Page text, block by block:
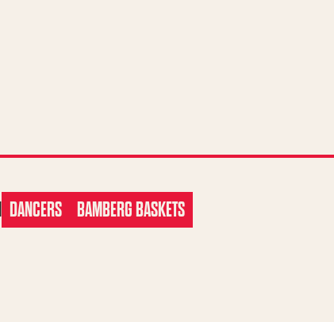
DANCERS BAMBERG BASKETS